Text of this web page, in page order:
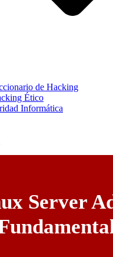
de Hacking
Ético
Informática
Server